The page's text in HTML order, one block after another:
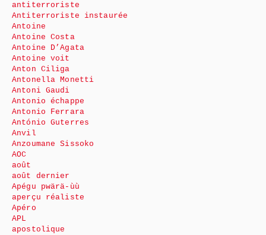
antiterroriste
Antiterroriste instaurée
Antoine
Antoine Costa
Antoine D’Agata
Antoine voit
Anton Ciliga
Antonella Monetti
Antoni Gaudi
Antonio échappe
Antonio Ferrara
António Guterres
Anvil
Anzoumane Sissoko
AOC
août
août dernier
Apégu pwärä-ùù
aperçu réaliste
Apéro
APL
apostolique